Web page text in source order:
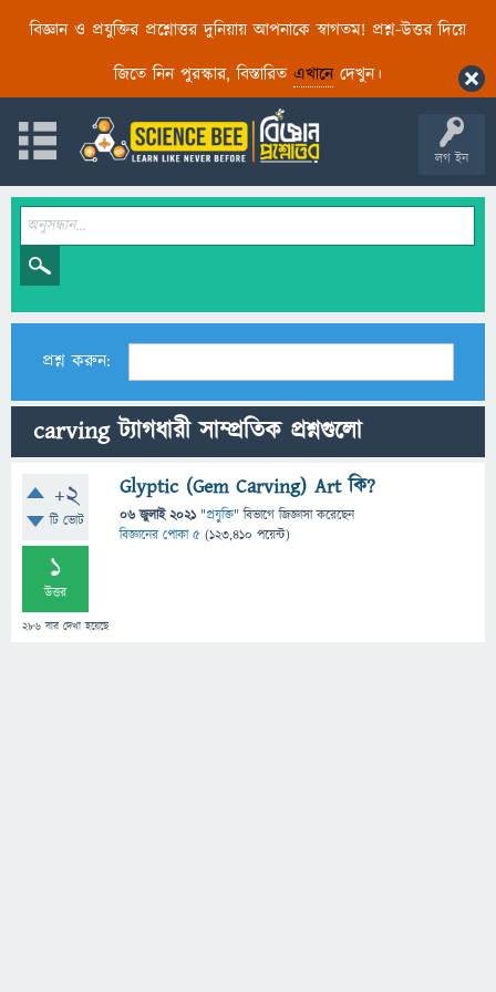
বিজ্ঞান ও প্রযুক্তির প্রশ্নোত্তর দুনিয়ায় আপনাকে স্বাগতম! প্রশ্ন-উত্তর দিয়ে
জিতে নিন পুরস্কার, বিস্তারিত এখানেদেখুন।
লগ ইন
প্রশ্ন করুন:
carving ট্যাগধারী সাম্প্রতিক প্রশ্নগুলো
+2
টি ভোট
1
উত্তর
286 বার দেখা হয়েছে
Glyptic (Gem Carving) Art কি?
06 জুলাই 2021 "প্রযুক্তি" বিভাগে জিজ্ঞাসাকরেছেন
বিজ্ঞানের পোকা ৫ (123,410 পয়েন্ট)